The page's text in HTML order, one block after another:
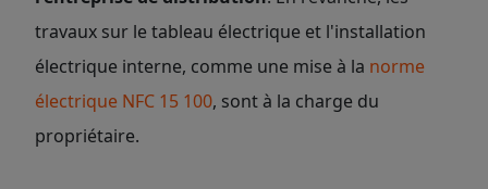
travaux sur le tableau électrique et l'installation
électrique interne, comme une mise à la norme
électrique NFC 15 100, sont à la charge du
propriétaire.